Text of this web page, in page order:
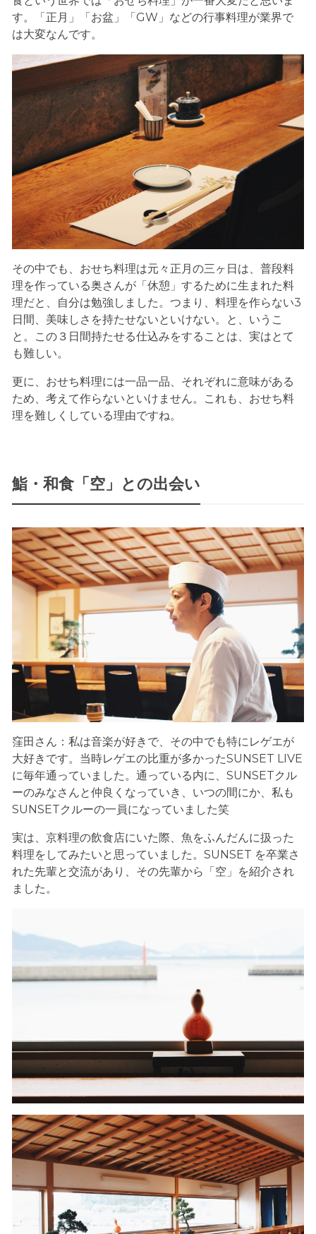
す。「正月」「お盆」「GW」などの行事料理が業界で
は大変なんです。
その中でも、おせち料理は元々正月の三ヶ日は、普段料
理を作っている奥さんが「休憩」するために生まれた料
理だと、自分は勉強しました。つまり、料理を作らない3
日間、美味しさを持たせないといけない。と、いうこ
と。この３日間持たせる仕込みをすることは、実はとて
も難しい。
更に、おせち料理には一品一品、それぞれに意味がある
ため、考えて作らないといけません。これも、おせち料
理を難しくしている理由ですね。
鮨・和食「空」との出会い
窪田さん：私は音楽が好きで、その中でも特にレゲエが
大好きです。当時レゲエの比重が多かったSUNSET LIVE
に毎年通っていました。通っている内に、SUNSETクル
ーのみなさんと仲良くなっていき、いつの間にか、私も
SUNSETクルーの一員になっていました笑
実は、京料理の飲食店にいた際、魚をふんだんに扱った
料理をしてみたいと思っていました。SUNSET を卒業さ
れた先輩と交流があり、その先輩から「空」を紹介され
ました。